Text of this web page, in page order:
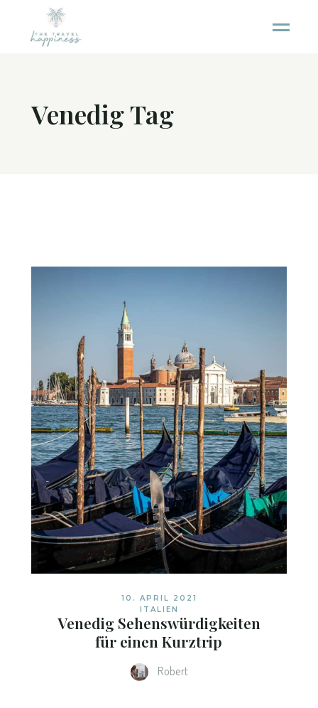
Venedig Tag
10. APRIL 2021
ITALIEN
Venedig Sehenswürdigkeiten
für einen Kurztrip
Robert